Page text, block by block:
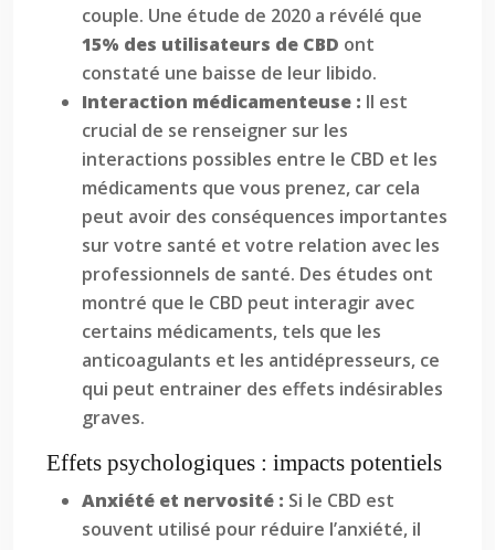
couple. Une étude de 2020 a révélé que
15% des utilisateurs de CBD ont
constaté une baisse de leur libido.
Interaction médicamenteuse : Il est
crucial de se renseigner sur les
interactions possibles entre le CBD et les
médicaments que vous prenez, car cela
peut avoir des conséquences importantes
sur votre santé et votre relation avec les
professionnels de santé. Des études ont
montré que le CBD peut interagir avec
certains médicaments, tels que les
anticoagulants et les antidépresseurs, ce
qui peut entrainer des effets indésirables
graves.
Effets psychologiques : impacts potentiels
Anxiété et nervosité : Si le CBD est
souvent utilisé pour réduire l’anxiété, il